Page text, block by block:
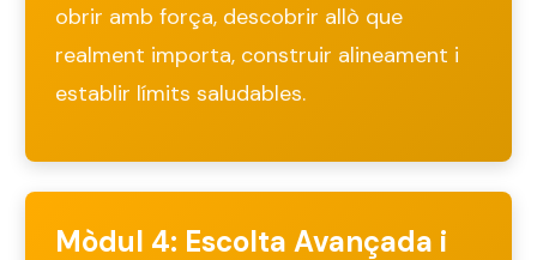
obrir amb força, descobrir allò que
realment importa, construir alineament i
establir límits saludables.
Mòdul 4: Escolta Avançada i